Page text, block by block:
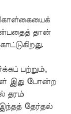
கொள்கையைக்
தான்
பற்றும்,
இது போன்ற
தரம்
தேர்தல்